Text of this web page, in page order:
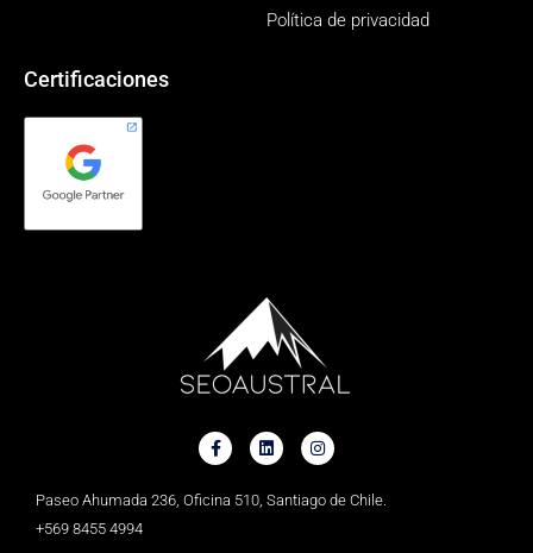
Política de privacidad
Certificaciones
Paseo Ahumada 236, Oficina 510, Santiago de Chile.
+569 8455 4994